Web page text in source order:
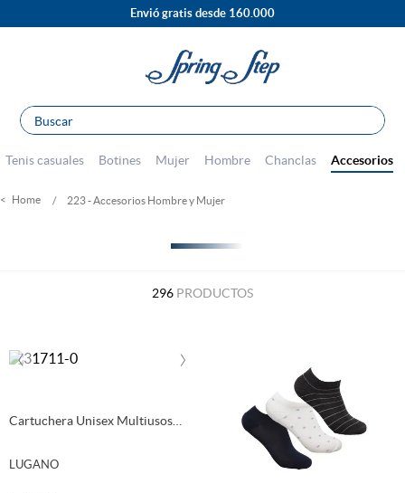
Envió gratis desde 160.000
Buscar
Tenis casuales Botines Mujer Hombre Chanclas Accesorios
223 - Accesorios Hombre y Mujer
296 PRODUCTOS
‹ ›
Cartuchera Unisex Multiusos
LUGANO
TÉRMINOS MÁS BUSCADOS
10.